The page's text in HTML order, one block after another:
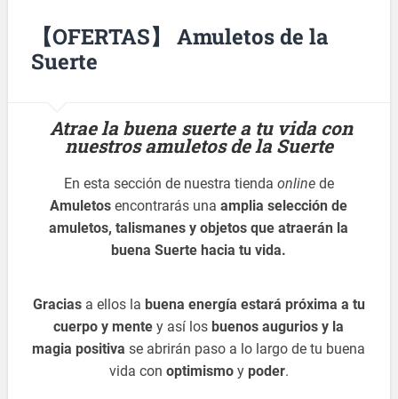
【OFERTAS】 Amuletos de la
Suerte
Atrae la buena suerte a tu vida con
nuestros amuletos de la Suerte
En esta sección de nuestra tienda online de
Amuletos encontrarás unaamplia selección de
amuletos, talismanes y objetos que atraerán la
buena Suerte hacia tu vida.
Graciasa ellos la buena energía estará próxima a tu
cuerpo y mente y así losbuenos augurios y la
magia positiva se abrirán paso a lo largo de tu buena
vida con optimismoy poder.